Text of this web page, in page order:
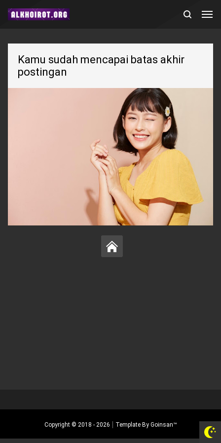
Kamu sudah mencapai batas akhir
postingan
Copyright © 2018 - 2026 Template By Goinsan™